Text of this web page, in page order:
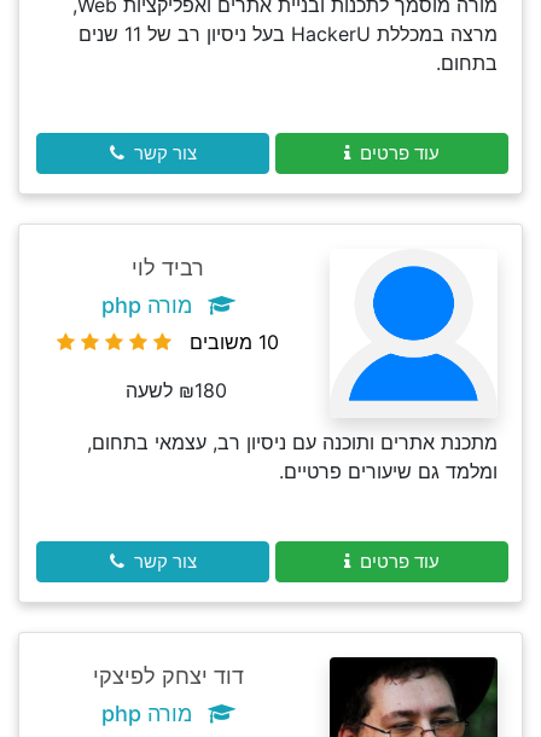
מורה מוסמך לתכנות ובניית אתרים ואפליקציות Web,
מרצה במכללת HackerU בעל ניסיון רב של 11 שנים
בתחום.
עוד פרטים צור קשר
רביד לוי
מורה php
10 משובים
₪180 לשעה
מתכנת אתרים ותוכנה עם ניסיון רב, עצמאי בתחום,
ומלמד גם שיעורים פרטיים.
עוד פרטים צור קשר
דוד יצחק לפיצקי
מורה php